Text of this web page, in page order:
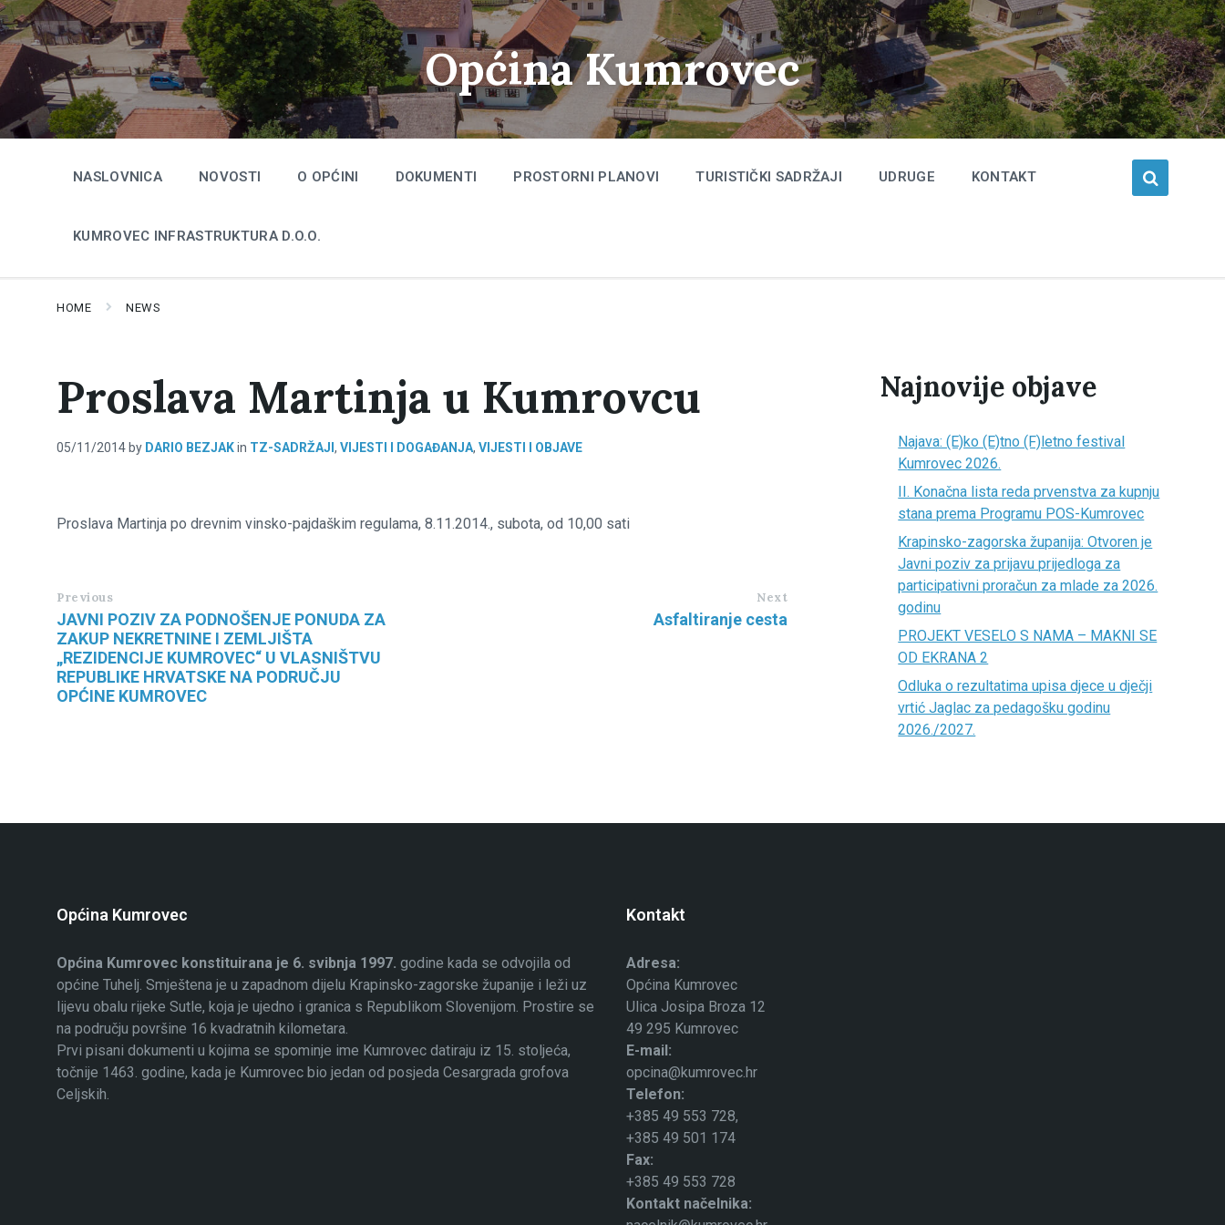
Skip
to
content
Skip
to
main
navigation
Skip
to
footer
Općina Kumrovec
NASLOVNICA NOVOSTI O OPĆINI DOKUMENTI PROSTORNI PLANOVI TURISTIČKI SADRŽAJI UDRUGE KONTAKT
KUMROVEC INFRASTRUKTURA D.O.O.
HOME NEWS
Proslava Martinja u Kumrovcu
05/11/2014 by DARIO BEZJAKin TZ-SADRŽAJI , VIJESTI I DOGAĐANJA, VIJESTI I OBJAVE
Proslava Martinja po drevnim vinsko-pajdaškim regulama, 8.11.2014., subota, od 10,00 sati
Previous
JAVNI POZIV ZA PODNOŠENJE PONUDA ZA
ZAKUP NEKRETNINE I ZEMLJIŠTA
„REZIDENCIJE KUMROVEC“ U VLASNIŠTVU
REPUBLIKE HRVATSKE NA PODRUČJU
OPĆINE KUMROVEC
Next
Asfaltiranje cesta
Najnovije objave
Najava: (E)ko (E)tno (F)letno festival
Kumrovec 2026.
II. Konačna lista reda prvenstva za kupnju
stana prema Programu POS-Kumrovec
Krapinsko-zagorska županija: Otvoren je
Javni poziv za prijavu prijedloga za
participativni proračun za mlade za 2026.
godinu
PROJEKT VESELO S NAMA – MAKNI SE
OD EKRANA 2
Odluka o rezultatima upisa djece u dječji
vrtić Jaglac za pedagošku godinu
2026./2027.
Općina Kumrovec
Općina Kumrovec konstituirana je 6. svibnja 1997. godine kada se odvojila od
općine Tuhelj. Smještena je u zapadnom dijelu Krapinsko-zagorske županije i leži uz
lijevu obalu rijeke Sutle, koja je ujedno i granica s Republikom Slovenijom. Prostire se
na području površine 16 kvadratnih kilometara.
Prvi pisani dokumenti u kojima se spominje ime Kumrovec datiraju iz 15. stoljeća,
točnije 1463. godine, kada je Kumrovec bio jedan od posjeda Cesargrada grofova
Celjskih.
Kontakt
Adresa:
Općina Kumrovec
Ulica Josipa Broza 12
49 295 Kumrovec
E-mail:
opcina@kumrovec.hr
Telefon:
+385 49 553 728,
+385 49 501 174
Fax:
+385 49 553 728
Kontakt načelnika: